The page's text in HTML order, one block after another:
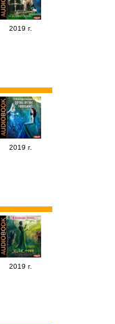
2019 г.
2019 г.
2019 г.